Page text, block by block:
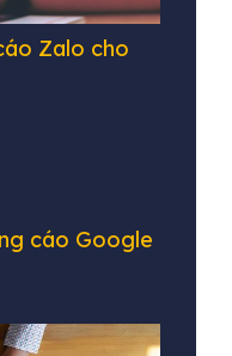
Zalo cho
cáo Google